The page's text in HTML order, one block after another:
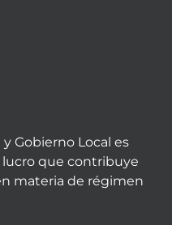
Gobierno Local es
que contribuye
materia de régimen